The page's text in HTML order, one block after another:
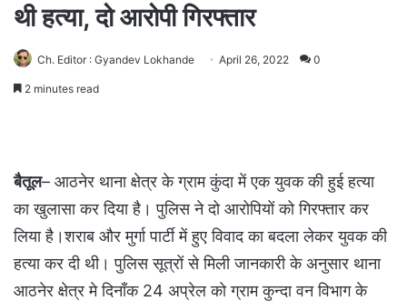
थी हत्या, दो आरोपी गिरफ्तार
Ch. Editor : Gyandev Lokhande April 26, 2022 0
2 minutes read
बैतूल– आठनेर थाना क्षेत्र के ग्राम कुंदा में एक युवक की हुई हत्या
का खुलासा कर दिया है। पुलिस ने दो आरोपियों को गिरफ्तार कर
लिया है।शराब और मुर्गा पार्टी में हुए विवाद का बदला लेकर युवक की
हत्या कर दी थी। पुलिस सूत्रों से मिली जानकारी के अनुसार थाना
आठनेर क्षेत्र मे दिनाँक 24 अप्रेल को ग्राम कुन्दा वन विभाग के